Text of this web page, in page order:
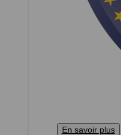
En savoir plus